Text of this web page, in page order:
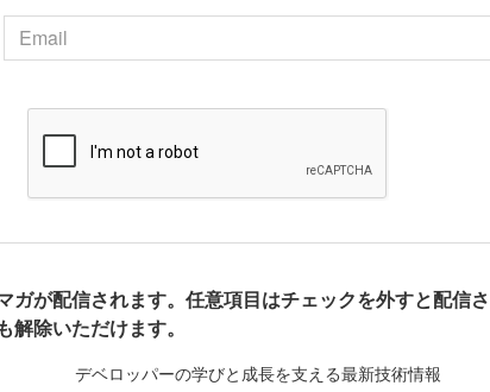
ガが配信されます。任意項目はチェックを外すと配信
除いただけます。
デベロッパーの学びと成長を支える最新技術情報